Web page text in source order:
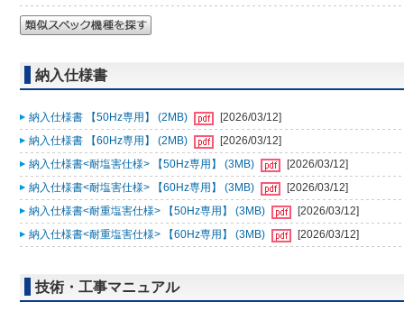
納入仕様書
納入仕様書 【50Hz専用】 (2MB)
[2026/03/12]
納入仕様書 【60Hz専用】 (2MB)
[2026/03/12]
納入仕様書<耐塩害仕様> 【50Hz専用】 (3MB)
[2026/03/12]
納入仕様書<耐塩害仕様> 【60Hz専用】 (3MB)
[2026/03/12]
納入仕様書<耐重塩害仕様> 【50Hz専用】 (3MB)
[2026/03/12]
納入仕様書<耐重塩害仕様> 【60Hz専用】 (3MB)
[2026/03/12]
技術・工事マニュアル